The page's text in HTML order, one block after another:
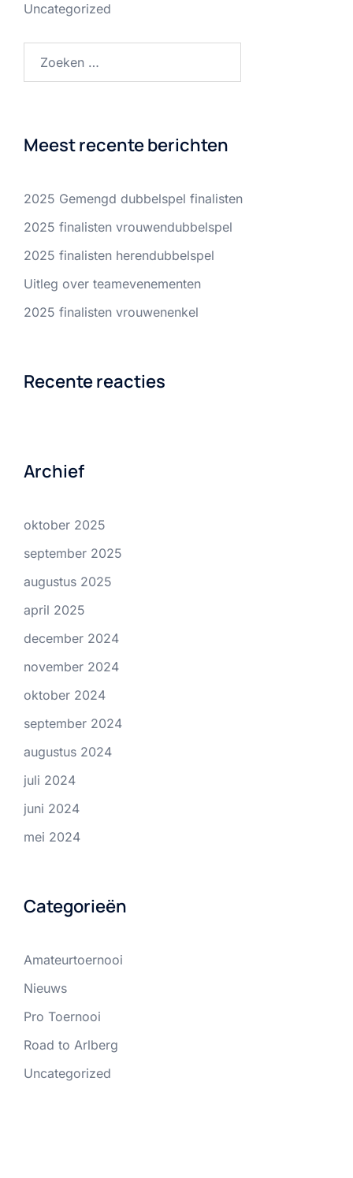
Uncategorized
Meest recente berichten
2025 Gemengd dubbelspel finalisten
2025 finalisten vrouwendubbelspel
2025 finalisten herendubbelspel
Uitleg over teamevenementen
2025 finalisten vrouwenenkel
Recente reacties
Archief
oktober 2025
september 2025
augustus 2025
april 2025
december 2024
november 2024
oktober 2024
september 2024
augustus 2024
juli 2024
juni 2024
mei 2024
Categorieën
Amateurtoernooi
Nieuws
Pro Toernooi
Road to Arlberg
Uncategorized